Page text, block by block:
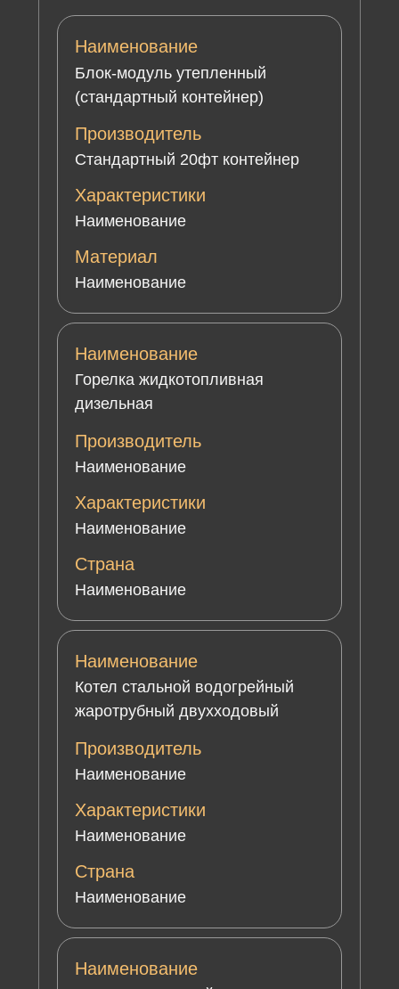
Наименование
Блок-модуль утепленный
(стандартный контейнер)
Стандартный 20фт контейнер
Наименование
Производитель
Характеристики
Наименование
Материал
Наименование
Котел стальной водогрейный
жаротрубный двухходовый
Наименование
Наименование
Производитель
Характеристики
Наименование
Страна
Наименование
Наименование
Горелка жидкотопливная
дизельная
Наименование
Наименование
Производитель
Характеристики
Наименование
Страна